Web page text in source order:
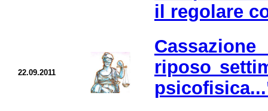
il regolare
22.09.2011
riposo